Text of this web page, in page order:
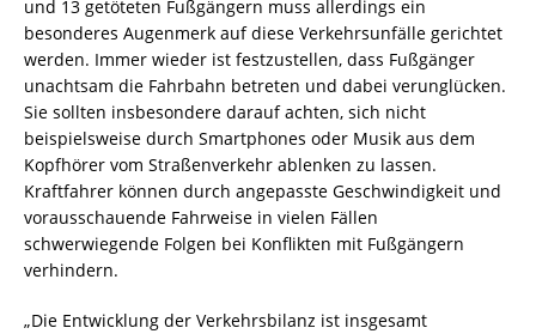
und 13 getöteten Fußgängern muss allerdings ein
besonderes Augenmerk auf diese Verkehrsunfälle gerichtet
werden. Immer wieder ist festzustellen, dass Fußgänger
unachtsam die Fahrbahn betreten und dabei verunglücken.
Sie sollten insbesondere darauf achten, sich nicht
beispielsweise durch Smartphones oder Musik aus dem
Kopfhörer vom Straßenverkehr ablenken zu lassen.
Kraftfahrer können durch angepasste Geschwindigkeit und
vorausschauende Fahrweise in vielen Fällen
schwerwiegende Folgen bei Konflikten mit Fußgängern
verhindern.
„Die Entwicklung der Verkehrsbilanz ist insgesamt